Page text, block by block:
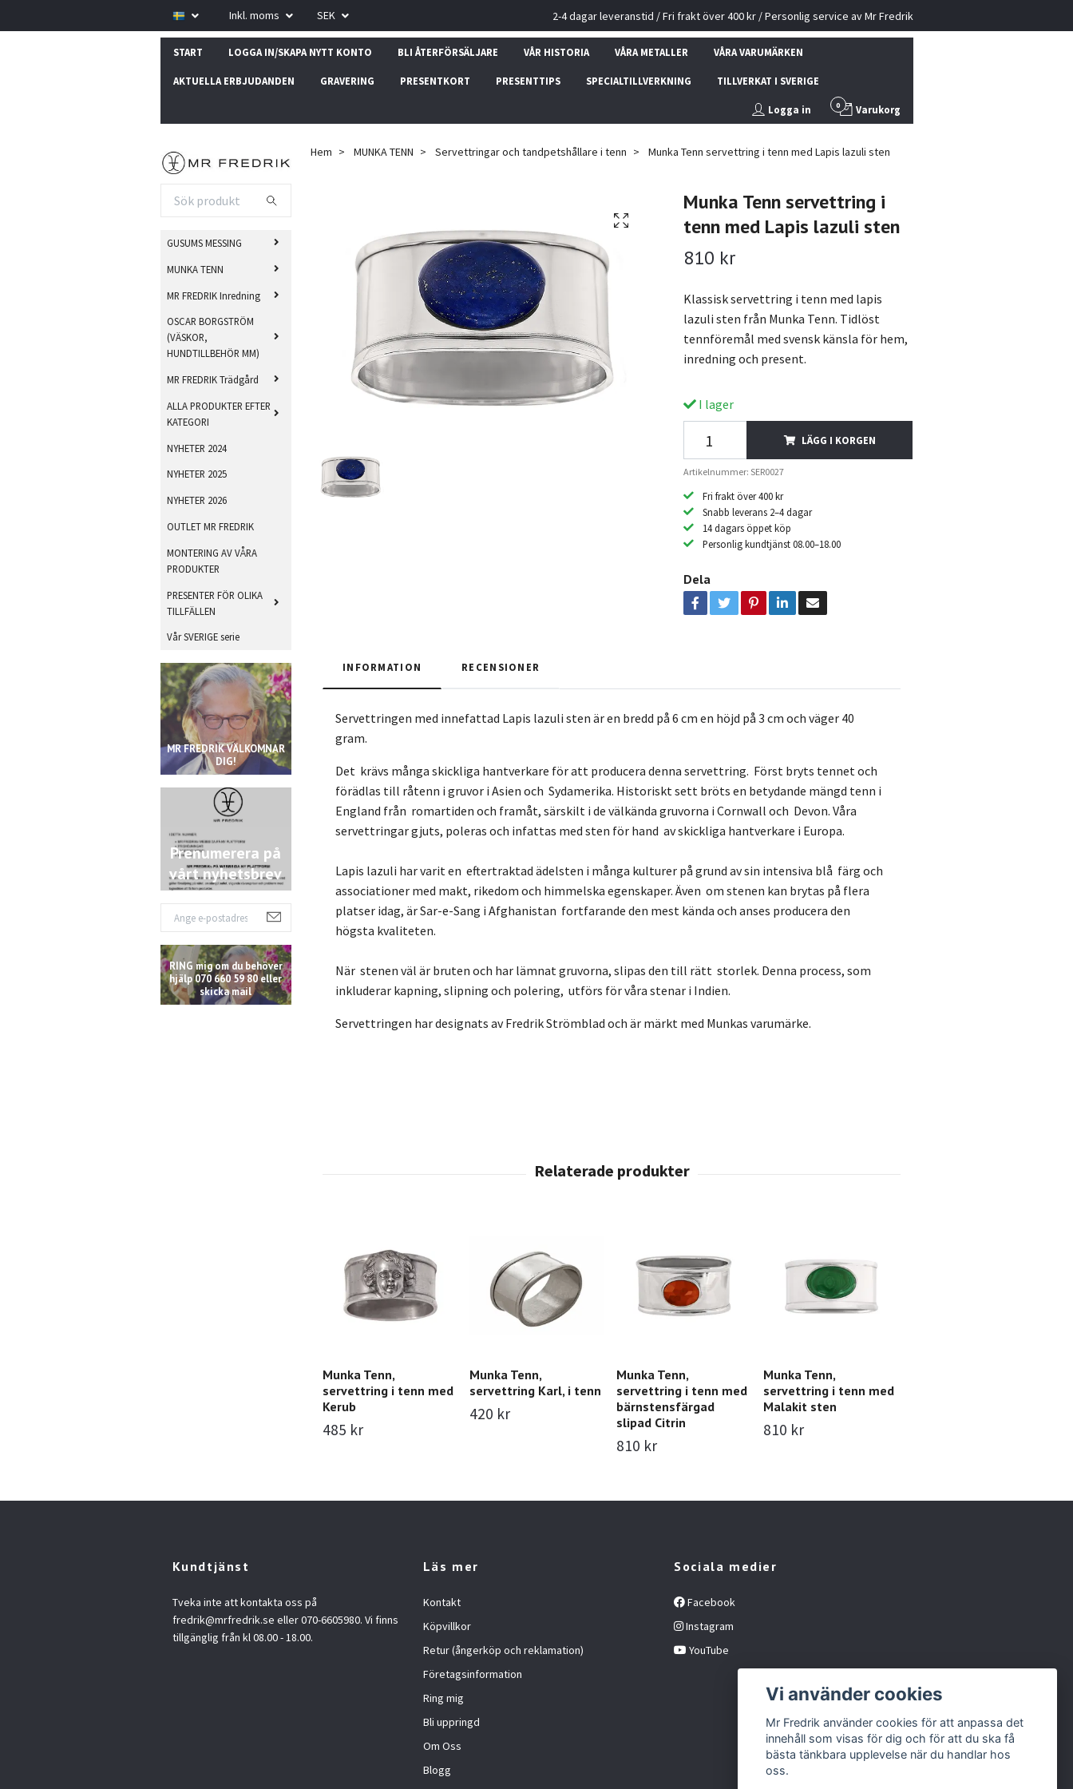
Inkl. moms SEK 2-4 dagar leveranstid / Fri frakt över 400 kr / Personlig service av Mr Fredrik
START LOGGA IN/SKAPA NYTT KONTO BLI ÅTERFÖRSÄLJARE VÅR HISTORIA VÅRA METALLER VÅRA VARUMÄRKEN
AKTUELLA ERBJUDANDEN GRAVERING PRESENTKORT PRESENTTIPS SPECIALTILLVERKNING TILLVERKAT I SVERIGE
Logga in 0 Varukorg
GUSUMS MESSING
MUNKA TENN
MR FREDRIK Inredning
OSCAR BORGSTRÖM
(VÄSKOR,
HUNDTILLBEHÖR MM)
MR FREDRIK Trädgård
ALLA PRODUKTER EFTER
KATEGORI
NYHETER 2024
NYHETER 2025
NYHETER 2026
OUTLET MR FREDRIK
MONTERING AV VÅRA
PRODUKTER
PRESENTER FÖR OLIKA
TILLFÄLLEN
Vår SVERIGE serie
MR FREDRIK VÄLKOMNAR
DIG!
Prenumerera på
vårt nyhetsbrev
RING mig om du behöver
hjälp 070 660 59 80 eller
skicka mail
Hem MUNKA TENN Servettringar och tandpetshållare i tenn Munka Tenn servettring i tenn med Lapis lazuli sten
Munka Tenn servettring i
tenn med Lapis lazuli sten
810 kr
Klassisk servettring i tenn med lapis
lazuli sten från Munka Tenn. Tidlöst
tennföremål med svensk känsla för hem,
inredning och present.
I lager
LÄGG I KORGEN
Artikelnummer: SER0027
Fri frakt över 400 kr
Snabb leverans 2–4 dagar
14 dagars öppet köp
Personlig kundtjänst 08.00–18.00
Dela
INFORMATION RECENSIONER
Servettringen med innefattad Lapis lazuli sten är en bredd på 6 cm en höjd på 3 cm och väger 40
gram.
Det krävs många skickliga hantverkare för att producera denna servettring. Först bryts tennet och
förädlas till råtenn i gruvor i Asien och Sydamerika. Historiskt sett bröts en betydande mängd tenn i
England från romartiden och framåt, särskilt i de välkända gruvorna i Cornwall och Devon. Våra
servettringar gjuts, poleras och infattas med sten för hand av skickliga hantverkare i Europa.
Lapis lazuli har varit en eftertraktad ädelsten i många kulturer på grund av sin intensiva blå färg och
associationer med makt, rikedom och himmelska egenskaper. Även om stenen kan brytas på flera
platser idag, är Sar-e-Sang i Afghanistan fortfarande den mest kända och anses producera den
högsta kvaliteten.
När stenen väl är bruten och har lämnat gruvorna, slipas den till rätt storlek. Denna process, som
inkluderar kapning, slipning och polering, utförs för våra stenar i Indien.
Servettringen har designats av Fredrik Strömblad och är märkt med Munkas varumärke.
Munka Tenn,
servettring i tenn med
Kerub
485 kr
Munka Tenn,
servettring Karl, i tenn
420 kr
Munka Tenn,
servettring i tenn med
bärnstensfärgad
slipad Citrin
810 kr
Munka Tenn,
servettring i tenn med
Malakit sten
810 kr
Kundtjänst
Tveka inte att kontakta oss på
fredrik@mrfredrik.se eller 070-6605980. Vi finns
tillgänglig från kl 08.00 - 18.00.
Läs mer
Kontakt
Köpvillkor
Retur (ångerköp och reklamation)
Företagsinformation
Ring mig
Bli uppringd
Om Oss
Blogg
Sociala medier
Facebook
Instagram
YouTube
Vi använder cookies
Mr Fredrik använder cookies för att anpassa det
innehåll som visas för dig och för att du ska få
bästa tänkbara upplevelse när du handlar hos
oss.